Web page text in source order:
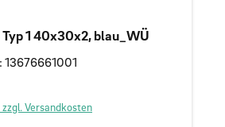
1 40x30x2, blau_WÜ
13676661001
Versandkosten